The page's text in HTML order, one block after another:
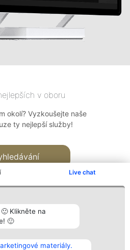
Live chat
Klikněte na
🙂
materiály.
v oboru
okolí? Vyzkoušejte naše
ty nejlepší služby!
všech
Kontakt